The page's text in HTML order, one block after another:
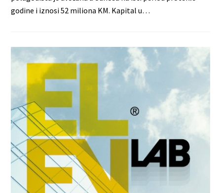
godine i iznosi 52 miliona KM. Kapital u…